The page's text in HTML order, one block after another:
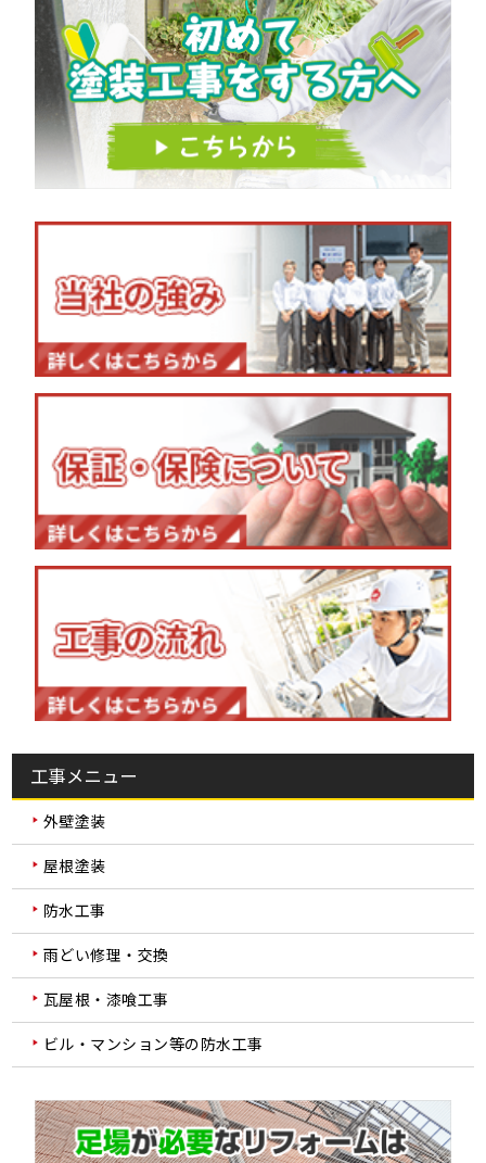
工事メニュー
外壁塗装
屋根塗装
防水工事
雨どい修理・交換
瓦屋根・漆喰工事
ビル・マンション等の防水工事